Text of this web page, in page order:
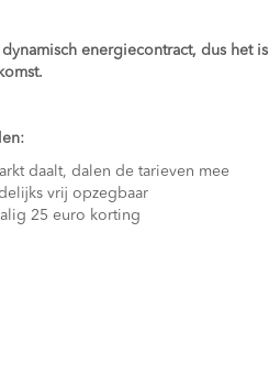
energiecontract, dus het
daalt, dalen de tarieven mee
vrij opzegbaar
25 euro korting